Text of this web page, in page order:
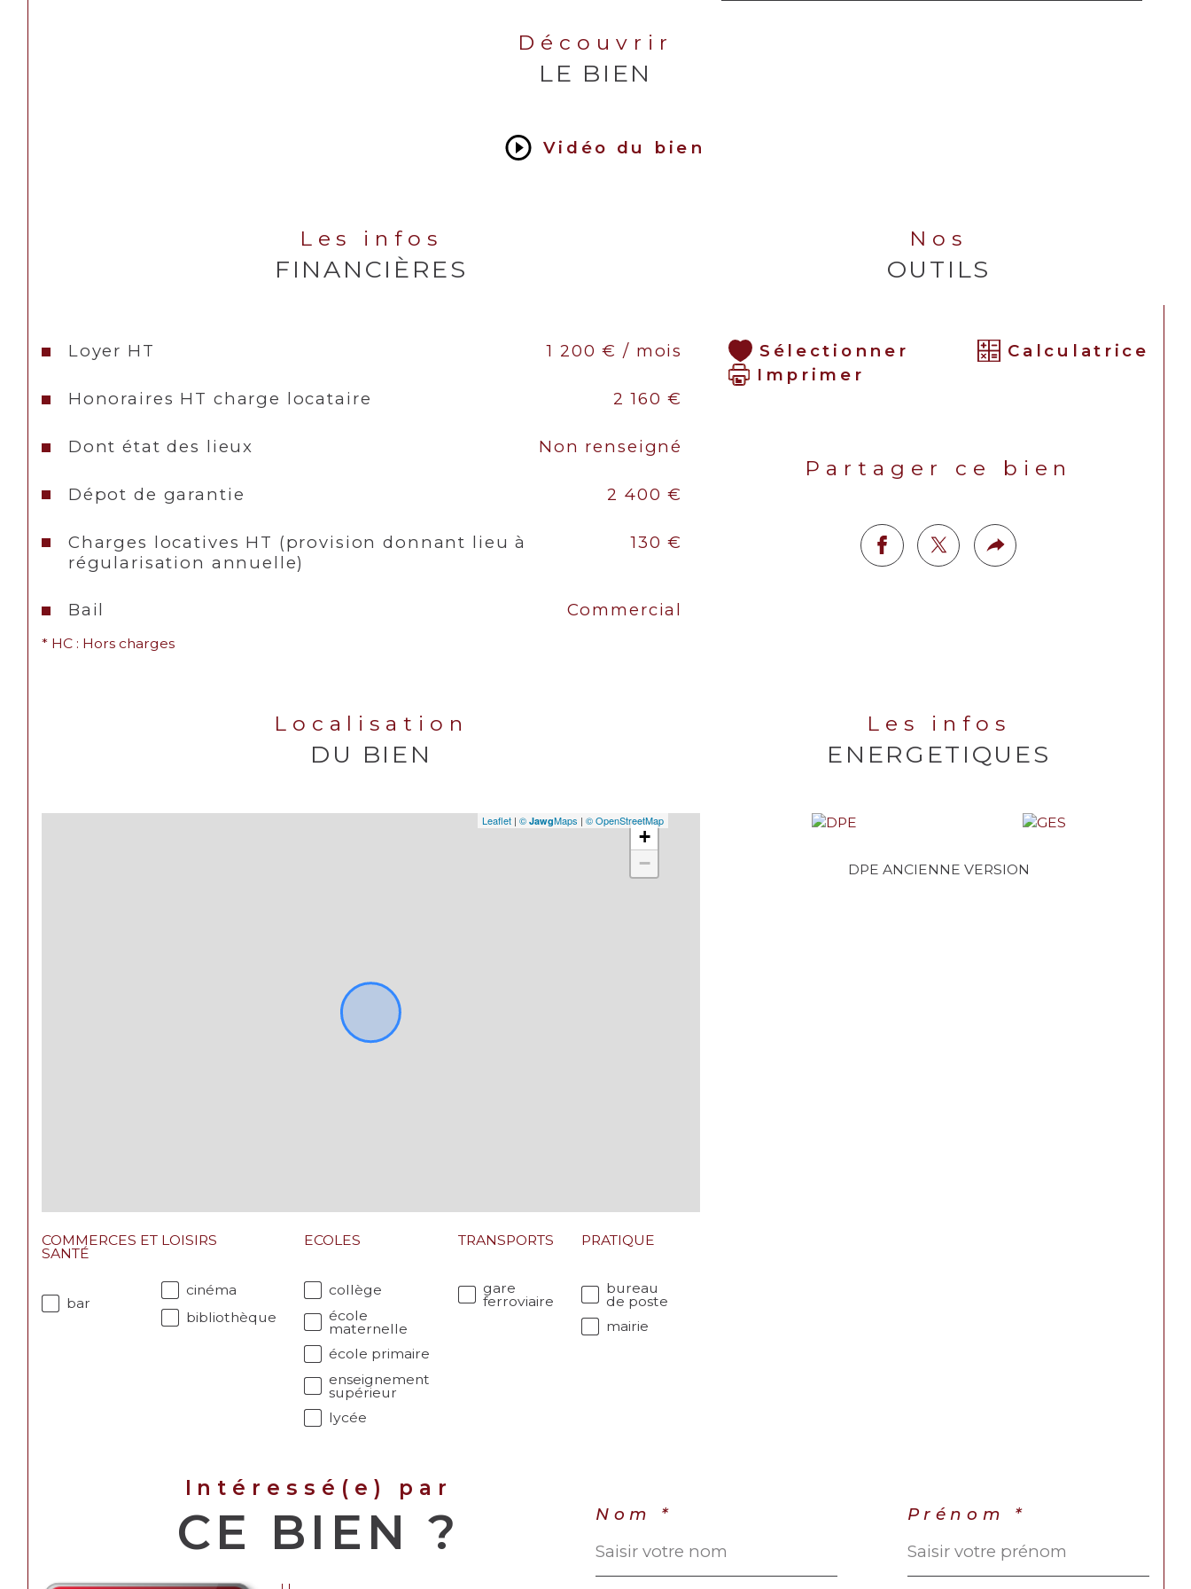
Découvrir
LE BIEN
Vidéo du bien
Les infos
FINANCIÈRES
Loyer HT 1 200 € / mois
Honoraires HT charge locataire 2 160 €
Dont état des lieux Non renseigné
Dépot de garantie 2 400 €
Charges locatives HT (provision donnant lieu à
régularisation annuelle)
130 €
Bail Commercial
Nos
OUTILS
Sélectionner
Calculatrice
Imprimer
Partager ce bien
* HC : Hors charges
Localisation
DU BIEN
+
−
Leaflet |©JawgMaps |© OpenStreetMap
COMMERCES ET
SANTÉ
bar
LOISIRS
cinéma
bibliothèque
ECOLES
collège
école
maternelle
école primaire
enseignement
supérieur
lycée
TRANSPORTS
gare
ferroviaire
PRATIQUE
bureau
de poste
mairie
Les infos
ENERGETIQUES
DPE ANCIENNE VERSION
Intéressé(e) par
CE BIEN ? Nom * Prénom *